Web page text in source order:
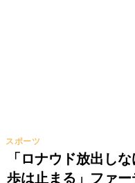
「ロナウド放出し
歩は止まる」ファ
スポーツ